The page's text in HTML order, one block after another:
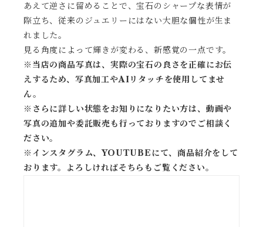
あえて逆さに留めることで、宝石のシャープな表情が
際立ち、従来のジュエリーにはない大胆な個性が生ま
れました。
見る角度によって輝きが変わる、新感覚の一点です。
※当店の商品写真は、実際の宝石の良さを正確にお伝
えするため、写真加工やAIリタッチを使用してませ
ん。
※ さらに詳しい状態をお知りになりたい方は、動画や
写真の追加や委託販売も行っておりますのでご相談く
ださい。
※ インスタグラム、YOUTUBEにて、商品紹介をして
おります。よろしければそちらもご覧ください。